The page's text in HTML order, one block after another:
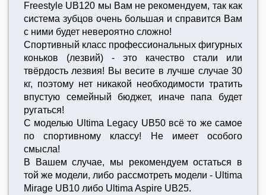
Freestyle UB120 мы Вам не рекомендуем, так как
система зубцов очень большая и справится Вам
с ними будет невероятно сложно!
Спортивный класс профессиональных фигурных
коньков (лезвий) - это качество стали или
твёрдость лезвия! Вы весите в лучше случае 30
кг, поэтому нет никакой необходимости тратить
впустую семейный бюджет, иначе папа будет
ругаться!
С моделью Ultima Legacy UB50 всё то же самое
по спортивному классу! Не имеет особого
смысла!
В Вашем случае, мы рекомендуем остаться в
той же модели, либо рассмотреть модели - Ultima
Mirage UB10 либо Ultima Aspire UB25.